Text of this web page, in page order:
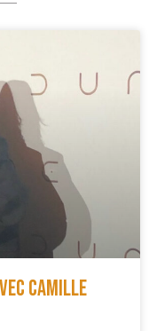
Camille